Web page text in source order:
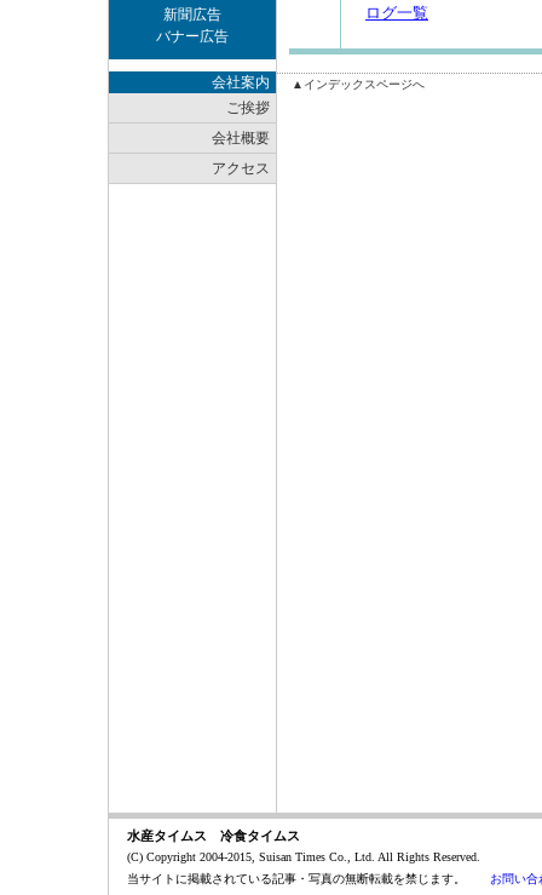
新聞広告
バナー広告
会社案内
ご挨拶
会社概要
アクセス
ログ一覧
▲インデックスページへ
水産タイムス 冷食タイムス
(C) Copyright 2004-2015, Suisan Times Co., Ltd. All Rights Reserved.
当サイトに掲載されている記事・写真の無断転載を禁じます。 お問い合